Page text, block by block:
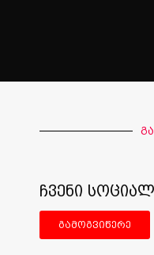
ჩვენი
გამოგვიწერე